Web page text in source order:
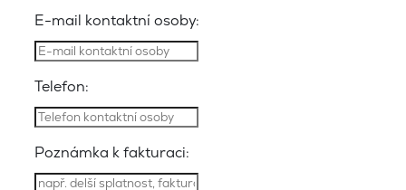
E-mail kontaktní osoby:
Telefon:
Poznámka k fakturaci: